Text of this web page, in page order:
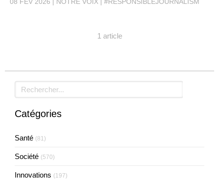
08 FÉV 2026
NOTRE VOIX #RESPONSIBLEJOURNALISM
1 article
Rechercher
Catégories
Santé (81)
Société (570)
Innovations (197)